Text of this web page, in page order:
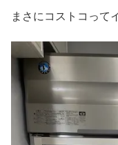
まさにコストコって